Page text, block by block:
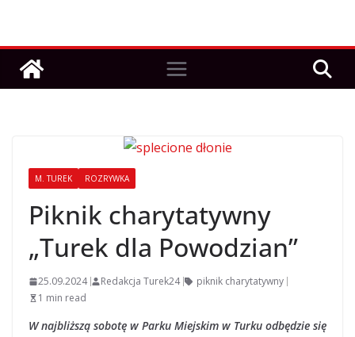
M. TUREK ROZRYWKA
Piknik charytatywny
„Turek dla Powodzian”
25.09.2024 Redakcja Turek24
piknik charytatywny
1 min read
W najbliższą sobotę w Parku Miejskim w Turku odbędzie się